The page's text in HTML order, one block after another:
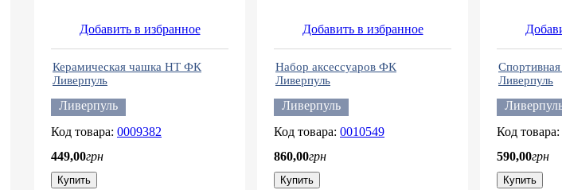
Добавить в избранное
Керамическая чашка HT ФК
Ливерпуль
Ливерпуль
0009382
449,00грн
Купить
Добавить в избранное
Набор аксессуаров ФК
Ливерпуль
Ливерпуль
0010549
860,00грн
Купить
Ливерпуль
590,00грн
Купить